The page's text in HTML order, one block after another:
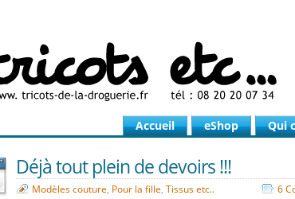
Accueil eShop Qui
Déjà tout plein de devoirs !!!
Modèles couture, Pour la fille, Tissus etc.. 6